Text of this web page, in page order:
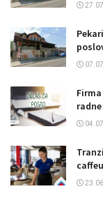
caffeu